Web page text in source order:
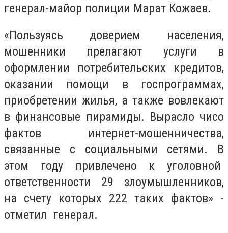
генерал-майор полиции Марат Кожаев.
«Пользуясь доверием населения,
мошенники прелагают услуги в
оформлении потребительских кредитов,
оказании помощи в госпрограммах,
приобретении жилья, а также вовлекают
в финансовые пирамиды. Вырасло чисо
фактов интернет-мошенничества,
связанные с социальными сетями. В
этом году привлечено к уголовной
ответственности 29 злоумышленников,
на счету которых 222 таких фактов» -
отметил генерал.